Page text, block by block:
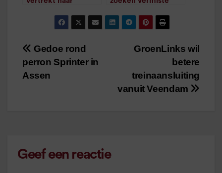
minuut leestijd / minuut leestijd
Bericht
navigatie
GroenLinks wil
betere
treinaansluiting
vanuit Veendam
Gedoe rond
perron Sprinter in
Assen
Geef een reactie